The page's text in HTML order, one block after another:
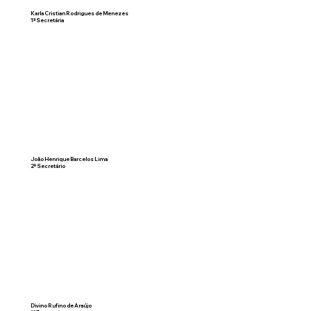
Karla Cristian Rodrigues de Menezes
1ª Secretária
João Henrique Barcelos Lima
2º Secretário
Divino Rufino de Araújo